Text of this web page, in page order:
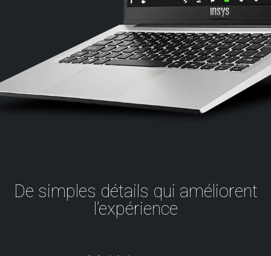
De simples détails qui améliorent
l’expérience